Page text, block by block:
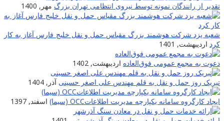
تقدیر از رانندگان نمونه توسط نیروی انتظامی تهران بزرگ مهر, 1400
شعبه یزد شرکت هوشمند بزرگ مقیاس حمل و نقل خلیج فارس آغاز به کار
کرد اردیبهشت, 1401
دعوت به مجمع عمومی فوق‌العاده اردیبهشت, 1402
تبریک روز حمل و نقل به قلم مهندس علی اصغر حسینی آذر, 1404
ایجاد کارگروه سامانه یکپارچه مدیریت اطلاعاتOCC (سیما)
اسفند, 1397